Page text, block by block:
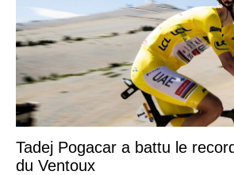
Tadej Pogacar a battu le
du Ventoux